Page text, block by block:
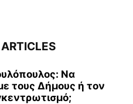
Να
τους Δήμους ή τον